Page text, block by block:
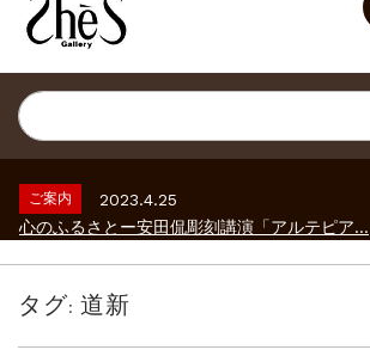
ご案内
2023.2.25
ギャラリーシーズ「秋の美術散歩 京都・大...
砂澤ビッキ展 －砂澤ビッキの生きた時代－...
心のふるさとー安田侃彫刻講演「アルテピア...
ご案内
2023.2.25
砂澤ビッキ展 －砂澤ビッキの生きた時代－...
タグ:道新